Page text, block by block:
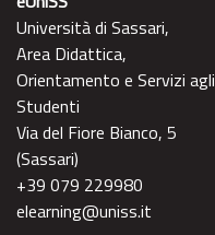
Università di Sassari,
Area Didattica,
Orientamento e Servizi agli
Studenti
Via del Fiore Bianco, 5
(Sassari)
+39 079 229980
elearning@uniss.it